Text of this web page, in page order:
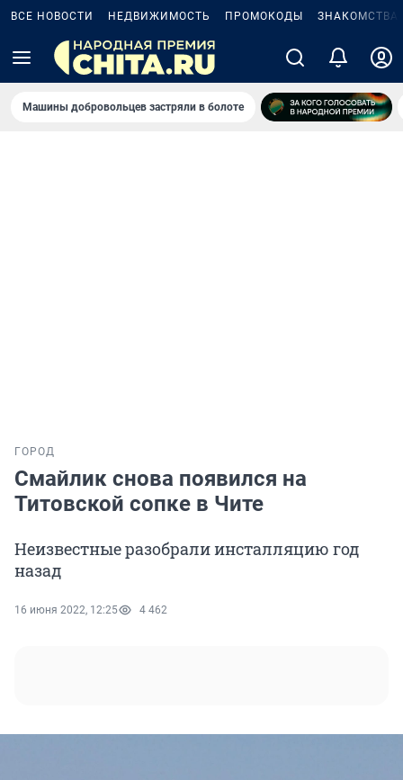
ВСЕ НОВОСТИ НЕДВИЖИМОСТЬ ПРОМОКОДЫ ЗНАКОМСТВА
Машины добровольцев застряли в болоте
ГОРОД
Смайлик снова появился на
Титовской сопке в Чите
Неизвестные разобрали инсталляцию год
назад
16 июня 2022, 12:25 4 462